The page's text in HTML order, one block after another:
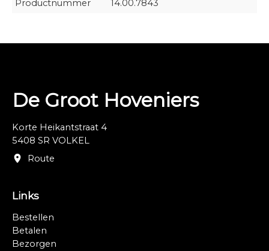
Productnummer 14.00.7843
De Groot Hoveniers
Korte Heikantstraat 4
5408 SR VOLKEL
Route
Links
Bestellen
Betalen
Bezorgen